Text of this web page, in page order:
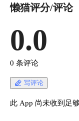
懒猫评分/评论
0.0
0 条评论
写评论
此 App 尚未收到足